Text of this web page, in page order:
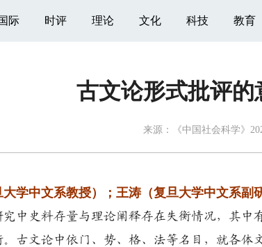
际 时评 理论 文化 科技 教育
古文论形式批评
来源： 《中国社会科学》
中文系教授）；王涛（复旦大学中文系副研
究中史料存量与理论阐释存在失衡情况，其中
古文论中依门、势、格、法等名目，就各体